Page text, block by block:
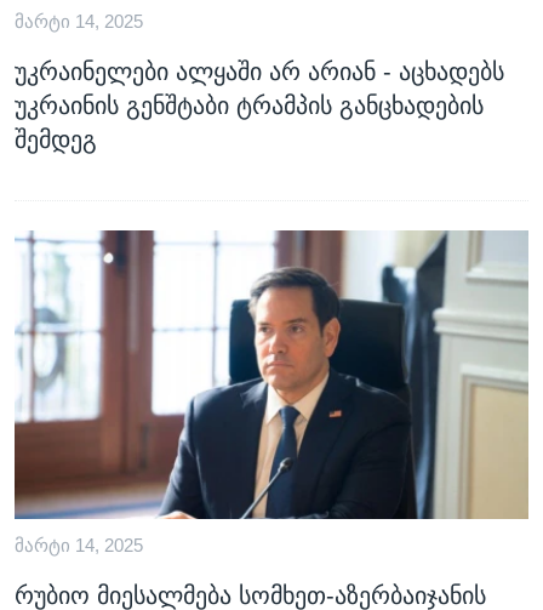
ᲡᲢᲣᲓᲘᲐ ᲕᲐᲨᲘᲜᲒᲢᲝᲜᲘ
ᲔᲙᲝᲜᲝᲛᲘᲙᲐ
ᲯᲐᲜᲛᲠᲗᲔᲚᲝᲑᲐ
ᲛᲔᲪᲜᲘᲔᲠᲔᲑᲐ
ᲘᲜᲢᲔᲠᲕᲘᲣ
ᲒᲐᲚᲘᲚᲔᲝ
ᲗᲕᲐᲚᲘ ᲒᲕᲐᲓᲔᲕᲜᲔᲗ
ᲛᲐᲠᲢᲘ 14, 2025
უკრაინელები ალყაში არ არიან - აცხადებს
უკრაინის გენშტაბი ტრამპის განცხადების
შემდეგ
ᲛᲐᲠᲢᲘ 14, 2025
რუბიო მიესალმება სომხეთ-აზერბაიჯანის